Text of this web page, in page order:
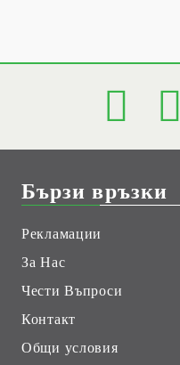
Бързи връзки
Рекламации
За Нас
Чести Въпроси
Контакт
Общи условия